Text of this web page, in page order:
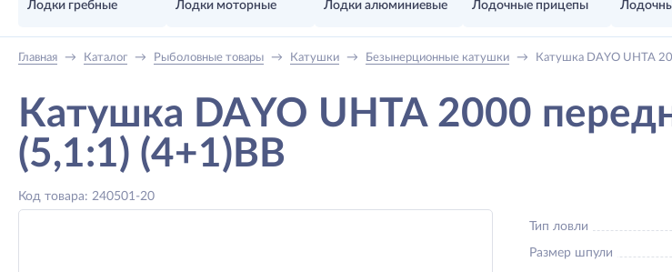
Лодки гребные Лодки моторные Лодки алюминиевые Лодочные прицепы
Главная → Каталог → Рыболовные товары → Катушки → Безынерционные катушки → Катушка DAYO UHTA
Катушка DAYO UHTA 2000
(5,1:1) (4+1)ВВ
Код товара: 240501-20
Тип ловли
Размер шпули